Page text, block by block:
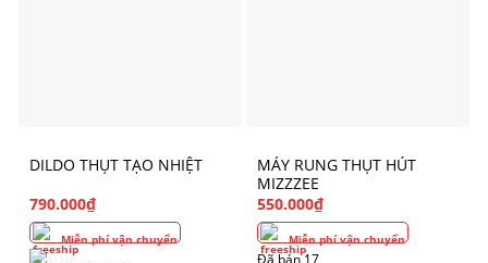
DILDO THỤT TẠO NHIỆT
790.000₫
Miễn phí vận chuyển
MÁY RUNG THỤT HÚT
MIZZZEE
550.000₫
Miễn phí vận chuyển